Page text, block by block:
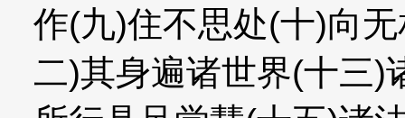
作(九)住不思处(十)向
二)其身遍诸世界(十三)